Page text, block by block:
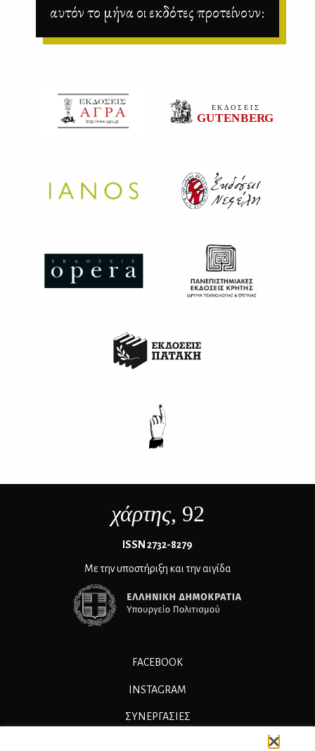
αυτόν το μήνα οι εκδότες προτείνουν:
χάρτης, 92
ΙSSN 2732-8279
Με την υποστήριξη και την αιγίδα
FACEBOOK
INSTAGRAM
ΣΥΝΕΡΓΑΣΊΕΣ